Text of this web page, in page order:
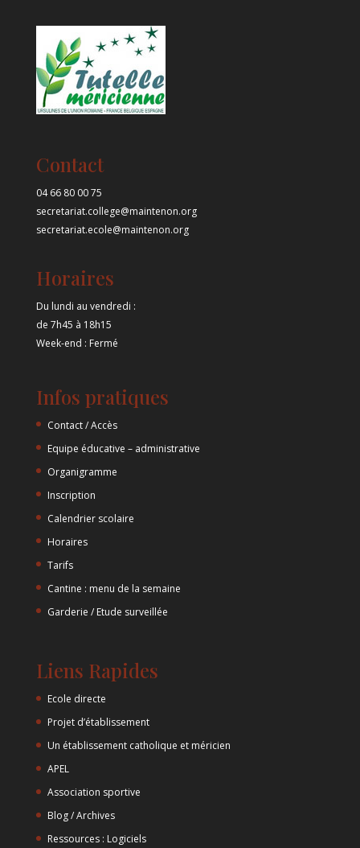
Contact
04 66 80 00 75
secretariat.college@maintenon.org
secretariat.ecole@maintenon.org
Horaires
Du lundi au vendredi :
de 7h45 à 18h15
Week-end : Fermé
Infos pratiques
Contact / Accès
Equipe éducative – administrative
Organigramme
Inscription
Calendrier scolaire
Horaires
Tarifs
Cantine : menu de la semaine
Garderie / Etude surveillée
Liens Rapides
Ecole directe
Projet d’établissement
Un établissement catholique et méricien
APEL
Association sportive
Blog / Archives
Ressources : Logiciels